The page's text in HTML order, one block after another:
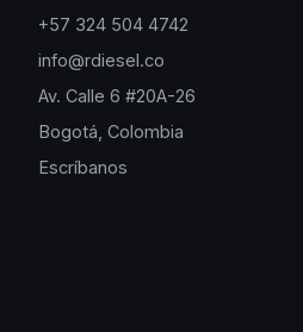
+57 324 504 4742
info@rdiesel.co
Av. Calle 6 #20A-26
Bogotá, Colombia
Escríbanos